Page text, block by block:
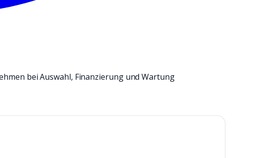
bei Auswahl, Finanzierung und Wartung